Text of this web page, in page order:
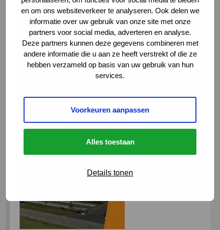
en om ons websiteverkeer te analyseren. Ook delen we
informatie over uw gebruik van onze site met onze
partners voor social media, adverteren en analyse.
Deze partners kunnen deze gegevens combineren met
andere informatie die u aan ze heeft verstrekt of die ze
hebben verzameld op basis van uw gebruik van hun
services.
Voorkeuren aanpassen
Alles toestaan
Details tonen
nodig is. Daarnaast denken ze op
innovatieve wijze mee aan het ontwikkelen
van de arbeidsmarkt en investeren ze daar
ook in. Ze bieden met VIA Academy de
mogelijkheid om bestaande medewerkers
verder te ontwikkelen middels diverse